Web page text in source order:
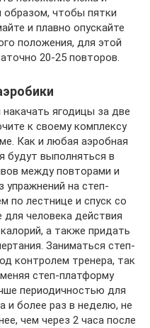
образом, чтобы пятки
и плавно опускайте
положения, для этой
20-25 повторов.
ягодицы за две
к своему комплексу
Как и любая аэробная
будут выполняться в
между повторами и
упражнений на степ-
по лестнице и спуск со
для человека действия
а также придать
Заниматься степ-
контролем тренера, так
степ-платформу
периодичностью для
и более раз в неделю, не
чем через 2 часа после